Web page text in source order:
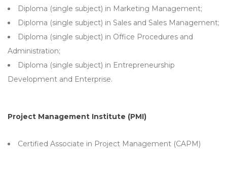
Diploma (single subject) in Marketing Management;
Diploma (single subject) in Sales and Sales Management;
Diploma (single subject) in Office Procedures and
Administration;
Diploma (single subject) in Entrepreneurship
Development and Enterprise.
Project Management Institute (PMI)
Certified Associate in Project Management (CAPM)